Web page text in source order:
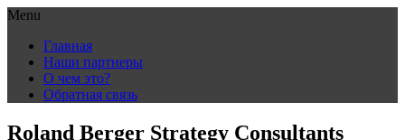
Menu
content
Главная
Наши партнеры
О чем это?
Обратная связь
Roland Berger Strategy Consultants